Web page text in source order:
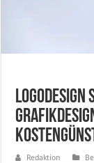
Redaktion